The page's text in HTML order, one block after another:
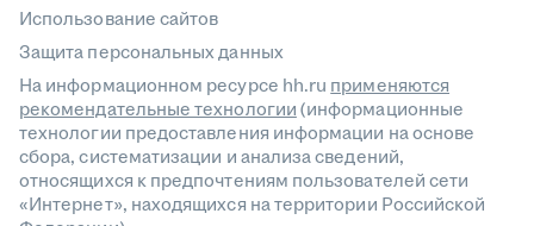
Использование сайтов
Защита персональных данных
На информационном ресурсе hh.ru применяются
рекомендательные технологии(информационные
технологии предоставления информации на основе
сбора, систематизации и анализа сведений,
относящихся к предпочтениям пользователей сети
«Интернет», находящихся на территории Российской